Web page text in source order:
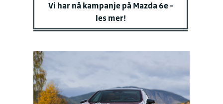
Vi har nå kampanje på Mazda 6e -
les mer!